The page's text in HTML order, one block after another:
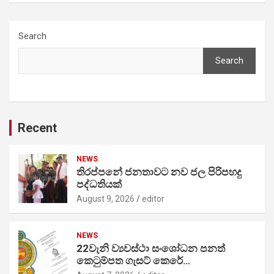
Search
Search
Recent
NEWS
තිරප්පනේ ජනතාවට නව ජල පිරිපහදු
පද්ධතියක්
August 9, 2026 editor
NEWS
22වැනි ව්‍යවස්ථා සංශෝධන පනත්
කෙටුම්පත ගැසට් කෙරේ…